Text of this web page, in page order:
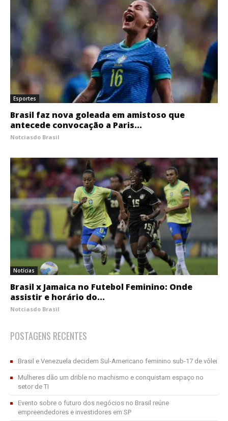
Esportes
Brasil faz nova goleada em amistoso que
antecede convocação a Paris...
Notciasdo Brasil
Notícias
Brasil x Jamaica no Futebol Feminino: Onde
assistir e horário do...
Notciasdo Brasil
POSTAGENS RECENTES
Brasil e Venezuela decidem Sul-Americano feminino sub-17 de vôlei
Mulheres dão um drible no machismo e conquistam espaço no
setor de TI
Evento sobre o futuro dos negócios no Brasil reúne
empreendedores e investidores em SP